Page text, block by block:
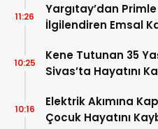
Yargıtay’dan Primle
İlgilendiren Emsal
11:26
Kene Tutunan 35
Sivas’ta Hayatını
10:25
Elektrik Akımına
Çocuk Hayatını
10:16